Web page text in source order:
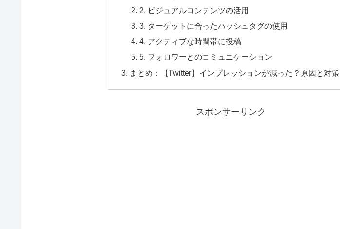
2. ビジュアルコンテンツの活用
3. ターゲットに合ったハッシュタグの使用
4. アクティブな時間帯に投稿
5. フォロワーとのコミュニケーション
まとめ：【Twitter】インプレッションが減った？原因と対策
スポンサーリンク